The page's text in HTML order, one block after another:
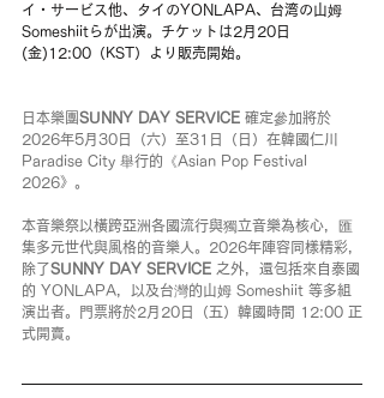
イ・サービス他、タイのYONLAPA、台湾の山姆
Someshiitらが出演。チケットは2月20日
(金)12:00（KST）より販売開始。
日本樂團SUNNY DAY SERVICE 確定參加將於
2026年5月30日（六）至31日（日）在韓國仁川
Paradise City 舉行的《Asian Pop Festival
2026》。
本音樂祭以橫跨亞洲各國流行與獨立音樂為核心，匯
集多元世代與風格的音樂人。2026年陣容同樣精彩，
除了SUNNY DAY SERVICE 之外，還包括來自泰國
的 YONLAPA，以及台灣的山姆 Someshiit 等多組
演出者。門票將於2月20日（五）韓國時間 12:00 正
式開賣。